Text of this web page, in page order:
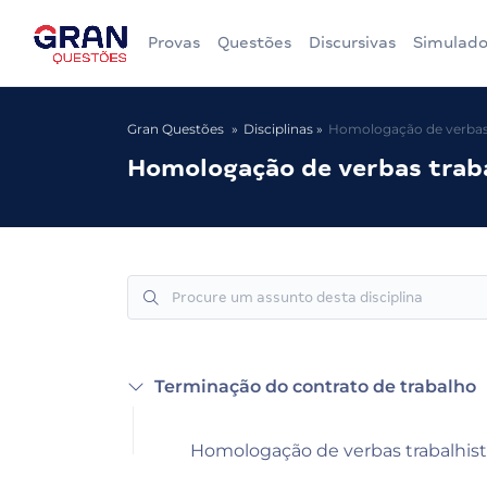
Provas Questões Discursivas
Gran Questões Disciplinas Homologação de
Homologação de verbas
Terminação do contrato de trabalho
Homologação de verbas